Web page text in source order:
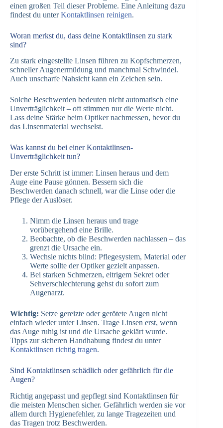
einen großen Teil dieser Probleme. Eine Anleitung dazu
findest du unterKontaktlinsen reinigen.
Woran merkst du, dass deine Kontaktlinsen zu stark
sind?
Zu stark eingestellte Linsen führen zu Kopfschmerzen,
schneller Augenermüdung und manchmal Schwindel.
Auch unscharfe Nahsicht kann ein Zeichen sein.
Solche Beschwerden bedeuten nicht automatisch eine
Unverträglichkeit – oft stimmen nur die Werte nicht.
Lass deine Stärke beim Optiker nachmessen, bevor du
das Linsenmaterial wechselst.
Was kannst du bei einer Kontaktlinsen-
Unverträglichkeit tun?
Der erste Schritt ist immer: Linsen heraus und dem
Auge eine Pause gönnen. Bessern sich die
Beschwerden danach schnell, war die Linse oder die
Pflege der Auslöser.
Nimm die Linsen heraus und trage
vorübergehend eine Brille.
Beobachte, ob die Beschwerden nachlassen – das
grenzt die Ursache ein.
Wechsle nichts blind: Pflegesystem, Material oder
Werte sollte der Optiker gezielt anpassen.
Bei starken Schmerzen, eitrigem Sekret oder
Sehverschlechterung gehst du sofort zum
Augenarzt.
Wichtig: Setze gereizte oder gerötete Augen nicht
einfach wieder unter Linsen. Trage Linsen erst, wenn
das Auge ruhig ist und die Ursache geklärt wurde.
Tipps zur sicheren Handhabung findest du unter
Kontaktlinsen richtig tragen.
Sind Kontaktlinsen schädlich oder gefährlich für die
Augen?
Richtig angepasst und gepflegt sind Kontaktlinsen für
die meisten Menschen sicher. Gefährlich werden sie vor
allem durch Hygienefehler, zu lange Tragezeiten und
das Tragen trotz Beschwerden.